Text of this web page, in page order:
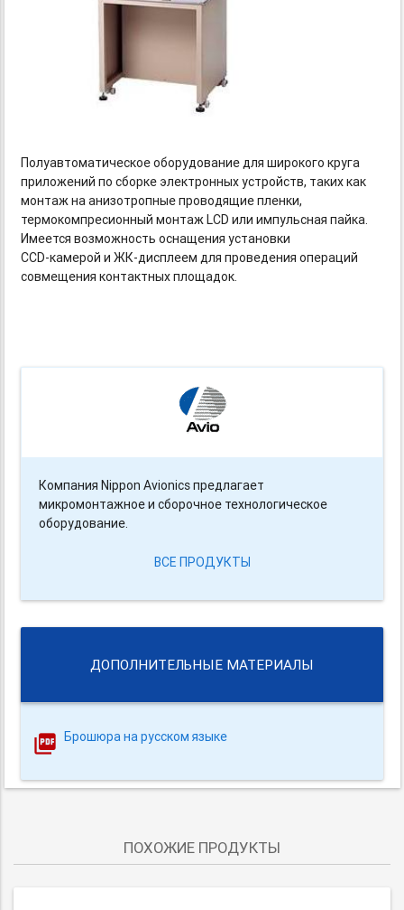
Полуавтоматическое оборудование для широкого круга
приложений по сборке электронных устройств, таких как
монтаж на анизотропные проводящие пленки,
термокомпресионный монтаж LCD или импульсная пайка.
Имеется возможность оснащения установки
CCD-камерой и ЖК-дисплеем для проведения операций
совмещения контактных площадок.
Компания Nippon Avionics предлагает
микромонтажное и сборочное технологическое
оборудование.
ВСЕ ПРОДУКТЫ
ДОПОЛНИТЕЛЬНЫЕ МАТЕРИАЛЫ
Брошюра на русском языке
ПОХОЖИЕ ПРОДУКТЫ